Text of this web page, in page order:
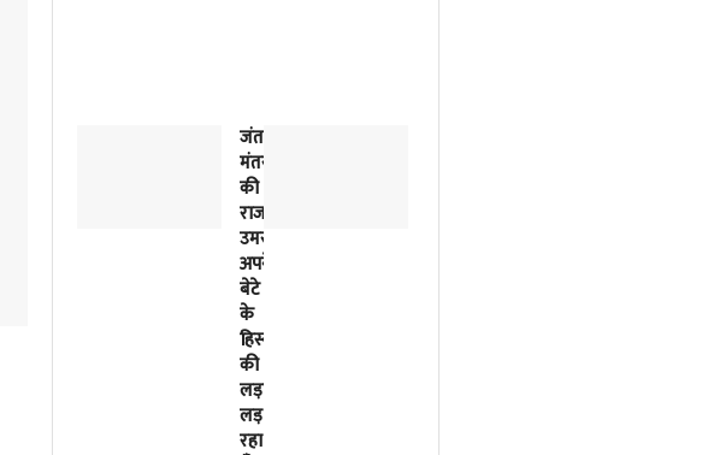
जंतर-
मंतर
की
राजनीतिक
उमस…..मैं
अपने
बेटे
के
हिस्से
की
लड़ाई
लड़
रहा